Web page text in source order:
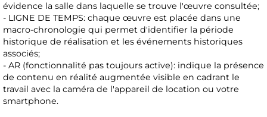
évidence la salle dans laquelle se trouve l'œuvre consultée;
- LIGNE DE TEMPS: chaque œuvre est placée dans une
macro-chronologie qui permet d'identifier la période
historique de réalisation et les événements historiques
associés;
- AR (fonctionnalité pas toujours active): indique la présence
de contenu en réalité augmentée visible en cadrant le
travail avec la caméra de l'appareil de location ou votre
smartphone.